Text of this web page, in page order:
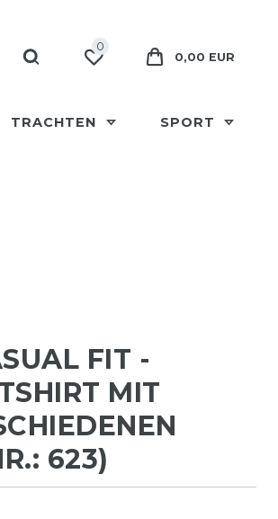
0
0,00 EUR
TRACHTEN SPORT
FIT -
MIT
623)